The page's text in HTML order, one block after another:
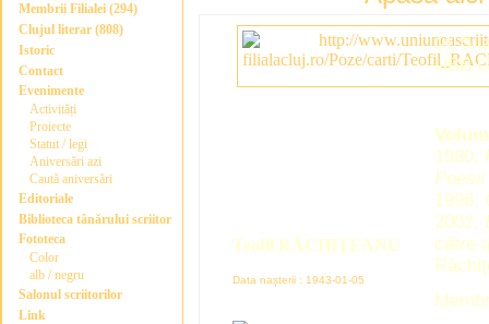
Membrii Filialei (294)
Clujul literar (808)
Istoric
Contact
Evenimente
Activități
Proiecte
Statut / legi
Aniversări azi
Caută aniversări
Editoriale
Biblioteca tânărului scriitor
Fototeca
Color
alb / negru
Salonul scriitorilor
Link
Teofil RĂCHIŢEANU
Data nașterii : 1943-01-05
(n. 5
UBB
1980;
1996;
2002;
către